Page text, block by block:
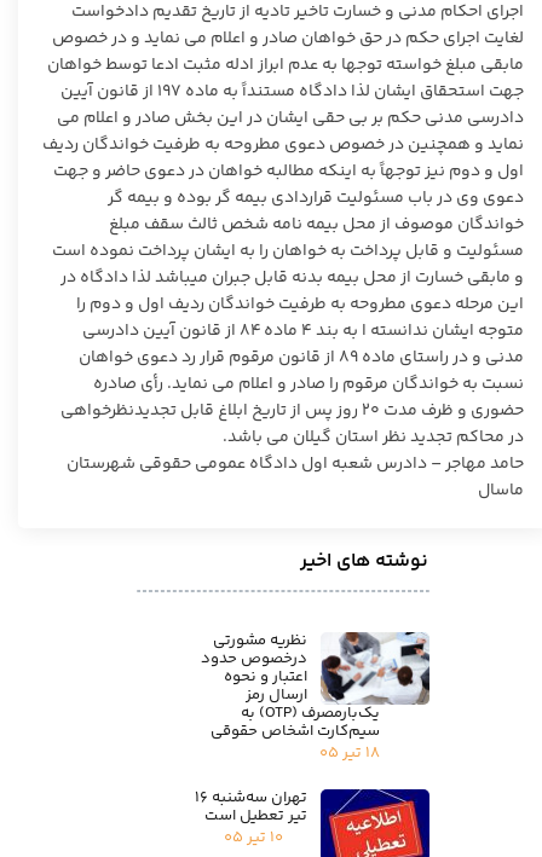
اجرای احکام مدنی و خسارت تاخیر تادیه از تاریخ تقدیم دادخواست
لغایت اجرای حکم در حق خواهان صادر و اعلام می نماید و در خصوص
مابقی مبلغ خواسته توجها به عدم ابراز ادله مثبت ادعا توسط خواهان
جهت استحقاق ایشان لذا دادگاه مستنداً به ماده ۱۹۷ از قانون آیین
دادرسی مدنی حکم بر بی حقی ایشان در این بخش صادر و اعلام می
نماید و همچنین در خصوص دعوی مطروحه به طرفیت خواندگان ردیف
اول و دوم نیز توجهاً به اینکه مطالبه خواهان در دعوی حاضر و جهت
دعوی وی در باب مسئولیت قراردادی بیمه گر بوده و بیمه گر
خواندگان موصوف از محل بیمه نامه شخص ثالث سقف مبلغ
مسئولیت و قابل پرداخت به خواهان را به ایشان پرداخت نموده است
و مابقی خسارت از محل بیمه بدنه قابل جبران میباشد لذا دادگاه در
این مرحله دعوی مطروحه به طرفیت خواندگان ردیف اول و دوم را
متوجه ایشان ندانسته ا به بند ۴ ماده ۸۴ از قانون آیین دادرسی
مدنی و در راستای ماده ۸۹ از قانون مرقوم قرار رد دعوی خواهان
نسبت به خواندگان مرقوم را صادر و اعلام می نماید. رأی صادره
حضوری و ظرف مدت ۲۰ روز پس از تاریخ ابلاغ قابل تجدیدنظرخواهی
در محاکم تجدید نظر استان گیلان می باشد.
حامد مهاجر – دادرس شعبه اول دادگاه عمومی حقوقی شهرستان
ماسال
نوشته های اخیر
نظریه مشورتی
درخصوص حدود
اعتبار و نحوه
ارسال رمز
یک‌بارمصرف (OTP) به
سیم‌کارت اشخاص حقوقی
۱۸ تیر ۰۵
تهران سه‌شنبه ۱۶
تیر تعطیل است
۱۰ تیر ۰۵